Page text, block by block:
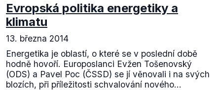
Evropská politika energetiky a
klimatu
13. března 2014
Energetika je oblastí, o které se v poslední době
hodně hovoří. Europoslanci Evžen Tošenovský
(ODS) a Pavel Poc (ČSSD) se jí věnovali i na svých
blozích, při příležitosti schvalování nového...